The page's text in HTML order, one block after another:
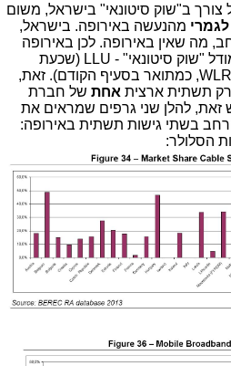
צורך ב"שוק סיטונאי" בישראל, משום
מהנעשה באירופה. בישראל,
מה שאין באירופה. לכן באירופה
נאלצו הרגולטורים ללכת על מודל "שוק סיטונאי" - LLU (שכעת
זונחים אותו, לטובת גישת ה- WLR, כמתואר בסעיף הקודם). זאת,
רק תשתית ארצית אחת של חברת
זאת, להלן שני גרפים שמראים את
בשתי גישות תשתית באירופה:
הסלולר: